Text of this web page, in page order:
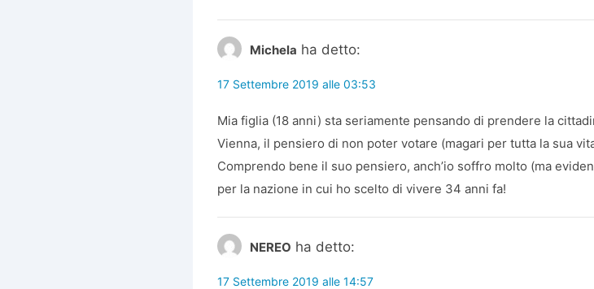
Michela ha detto:
17 Settembre 2019 alle 03:53
Mia figlia (18 anni) sta seriamente pensando di prendere la
Vienna, il pensiero di non poter votare (magari per tutta la sua
Comprendo bene il suo pensiero, anch’io soffro molto (ma
per la nazione in cui ho scelto di vivere 34 anni fa!
NEREO ha detto:
17 Settembre 2019 alle 14:57